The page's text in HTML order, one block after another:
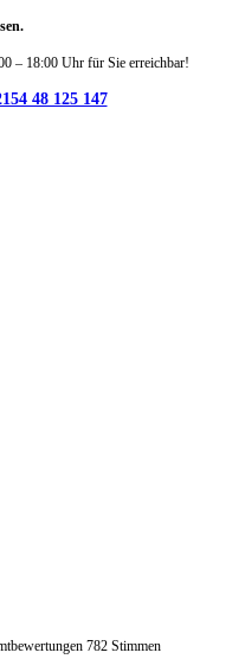
– 18:00 Uhr für Sie erreichbar!
48 125 147
782 Stimmen